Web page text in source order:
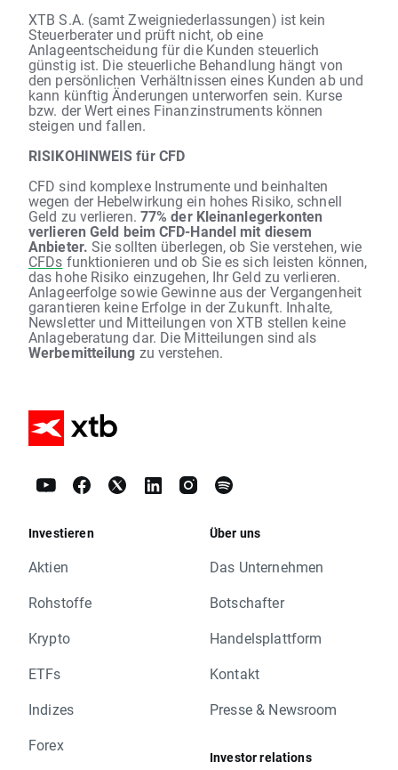
XTB S.A. (samt Zweigniederlassungen) ist kein
Steuerberater und prüft nicht, ob eine
Anlageentscheidung für die Kunden steuerlich
günstig ist. Die steuerliche Behandlung hängt von
den persönlichen Verhältnissen eines Kunden ab und
kann künftig Änderungen unterworfen sein. Kurse
bzw. der Wert eines Finanzinstruments können
steigen und fallen.
RISIKOHINWEIS für CFD
CFD sind komplexe Instrumente und beinhalten
wegen der Hebelwirkung ein hohes Risiko, schnell
Geld zu verlieren. 77% der Kleinanlegerkonten
verlieren Geld beim CFD-Handel mit diesem
Anbieter. Sie sollten überlegen, ob Sie verstehen, wie
CFDs funktionieren und ob Sie es sich leisten können,
das hohe Risiko einzugehen, Ihr Geld zu verlieren.
Anlageerfolge sowie Gewinne aus der Vergangenheit
garantieren keine Erfolge in der Zukunft. Inhalte,
Newsletter und Mitteilungen von XTB stellen keine
Anlageberatung dar. Die Mitteilungen sind als
Werbemitteilung zu verstehen.
Investieren
Aktien
Rohstoffe
Krypto
ETFs
Indizes
Forex
Über uns
Das Unternehmen
Botschafter
Handelsplattform
Kontakt
Presse & Newsroom
Investor relations